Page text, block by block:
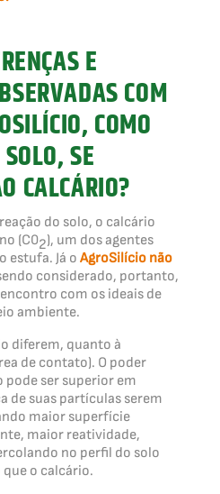
E
COM
COMO
SE
CALCÁRIO?
do solo, o calcário
(C02), um dos agentes
estufa. Já o AgroSilício não
considerado, portanto,
com os ideais de
ambiente.
diferem, quanto à
de contato). O poder
ser superior em
de suas partículas serem
maior superfície
maior reatividade,
no perfil do solo
o calcário.